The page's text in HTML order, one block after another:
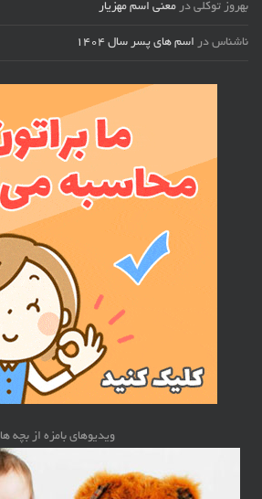
بهروز توکلی در معنی اسم مهزیار
ناشناس در اسم های پسر سال ۱۴۰۴
ویدیوهای بامزه از بچه ها